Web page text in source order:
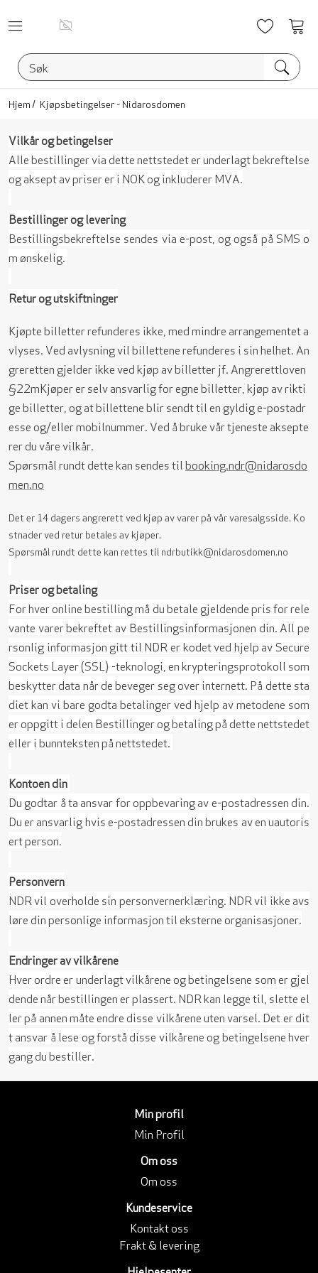
Hjem Kjøpsbetingelser - Nidarosdomen
Vilkår og betingelser
Alle bestillinger via dette nettstedet er underlagt bekreftelse
og aksept av priser er i NOK og inkluderer MVA.
Bestillinger og levering
Bestillingsbekreftelse sendes via e-post, og også på SMS o
m ønskelig.
Retur og utskiftninger
Kjøpte billetter refunderes ikke, med mindre arrangementet a
vlyses. Ved avlysning vil billettene refunderes i sin helhet. An
greretten gjelder ikke ved kjøp av billetter jf. Angrerettloven
§22mKjøper er selv ansvarlig for egne billetter, kjøp av rikti
ge billetter, og at billettene blir sendt til en gyldig e-postadr
esse og/eller mobilnummer. Ved å bruke vår tjeneste aksepte
rer du våre vilkår.
Spørsmål rundt dette kan sendes til booking.ndr@nidarosdo
men.no
Det er 14 dagers angrerett ved kjøp av varer på vår varesalgsside. Ko
stnader ved retur betales av kjøper.
Spørsmål rundt dette kan rettes til ndrbutikk@nidarosdomen.no
Priser og betaling
For hver online bestilling må du betale gjeldende pris for rele
vante varer bekreftet av Bestillingsinformasjonen din. All pe
rsonlig informasjon gitt til NDR er kodet ved hjelp av Secure
Sockets Layer (SSL) -teknologi, en krypteringsprotokoll som
beskytter data når de beveger seg over internett. På dette sta
diet kan vi bare godta betalinger ved hjelp av metodene som
er oppgitt i delen Bestillinger og betaling på dette nettstedet
eller i bunnteksten på nettstedet.
Kontoen din
Du godtar å ta ansvar for oppbevaring av e-postadressen din.
Du er ansvarlig hvis e-postadressen din brukes av en uautoris
ert person.
Personvern
NDR vil overholde sin personvernerklæring. NDR vil ikke avs
løre din personlige informasjon til eksterne organisasjoner.
Endringer av vilkårene
Hver ordre er underlagt vilkårene og betingelsene som er gjel
dende når bestillingen er plassert. NDR kan legge til, slette el
ler på annen måte endre disse vilkårene uten varsel. Det er dit
t ansvar å lese og forstå disse vilkårene og betingelsene hver
gang du bestiller.
Min profil
Min Profil
Om oss
Om oss
Kundeservice
Kontakt oss
Frakt & levering